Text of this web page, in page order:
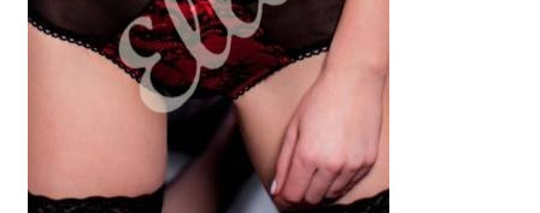
Размеры
Контакты
Обратная связь